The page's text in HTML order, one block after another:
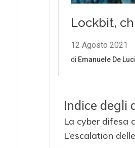
Indice degli
La cyber difesa
L’escalation